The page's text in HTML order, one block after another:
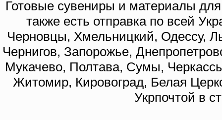
Готовые сувениры и материалы
также есть отправка по всей
Черновцы, Хмельницкий, Одессу,
Чернигов, Запорожье,
Мукачево, Полтава, Сумы,
Житомир, Кировоград, Белая
Укрпочтой в